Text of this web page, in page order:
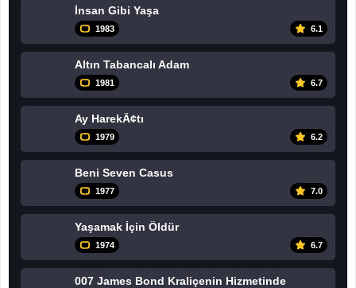
İnsan Gibi Yaşa
1983 6.1
Altın Tabancalı Adam
1981 6.7
Ay HarekÃ¢tı
1979 6.2
Beni Seven Casus
1977 7.0
Yaşamak İçin Öldür
1974 6.7
007 James Bond Kraliçenin Hizmetinde